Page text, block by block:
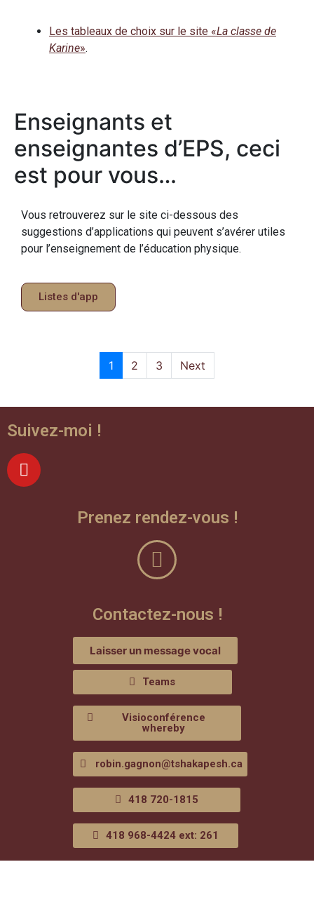
Les tableaux de choix sur le site «La classe de
Karine».
Enseignants et
enseignantes d’EPS, ceci
est pour vous…
Vous retrouverez sur le site ci-dessous des
suggestions d’applications qui peuvent s’avérer utiles
pour l’enseignement de l’éducation physique.
Listes d'app
1 2 3 Next
Suivez-moi !
Prenez rendez-vous !
Contactez-nous !
Laisser un message vocal
Teams
Visioconférence
whereby
robin.gagnon@tshakapesh.ca
418 720-1815
418 968-4424 ext: 261